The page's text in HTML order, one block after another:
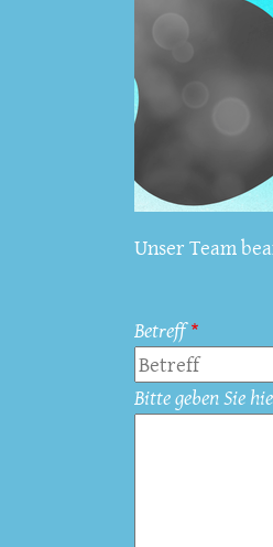
Unser Team
Betreff
Bitte geben Sie